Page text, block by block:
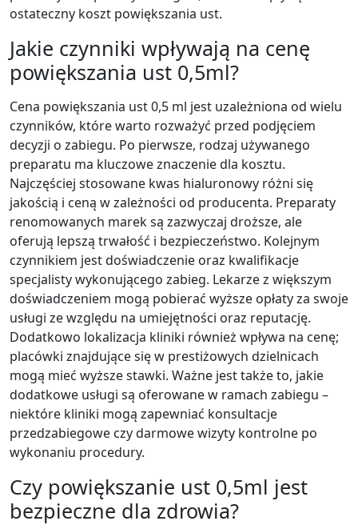
ostateczny koszt powiększania ust.
Jakie czynniki wpływają na cenę
powiększania ust 0,5ml?
Cena powiększania ust 0,5 ml jest uzależniona od wielu
czynników, które warto rozważyć przed podjęciem
decyzji o zabiegu. Po pierwsze, rodzaj używanego
preparatu ma kluczowe znaczenie dla kosztu.
Najczęściej stosowane kwas hialuronowy różni się
jakością i ceną w zależności od producenta. Preparaty
renomowanych marek są zazwyczaj droższe, ale
oferują lepszą trwałość i bezpieczeństwo. Kolejnym
czynnikiem jest doświadczenie oraz kwalifikacje
specjalisty wykonującego zabieg. Lekarze z większym
doświadczeniem mogą pobierać wyższe opłaty za swoje
usługi ze względu na umiejętności oraz reputację.
Dodatkowo lokalizacja kliniki również wpływa na cenę;
placówki znajdujące się w prestiżowych dzielnicach
mogą mieć wyższe stawki. Ważne jest także to, jakie
dodatkowe usługi są oferowane w ramach zabiegu –
niektóre kliniki mogą zapewniać konsultacje
przedzabiegowe czy darmowe wizyty kontrolne po
wykonaniu procedury.
Czy powiększanie ust 0,5ml jest
bezpieczne dla zdrowia?